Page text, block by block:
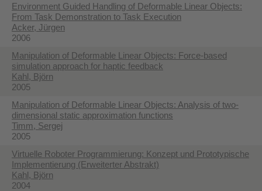
Environment Guided Handling of Deformable Linear Objects:
From Task Demonstration to Task Execution
Acker, Jürgen
2006
Manipulation of Deformable Linear Objects: Force-based
simulation approach for haptic feedback
Kahl, Björn
2005
Manipulation of Deformable Linear Objects: Analysis of two-
dimensional static approximation functions
Timm, Sergej
2005
Virtuelle Roboter Programmierung: Konzept und Prototypische
Implementierung (Erweiterter Abstrakt)
Kahl, Björn
2004